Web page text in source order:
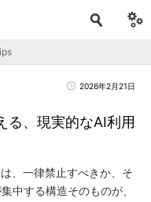
2026年2月21日
る、現実的なAI利用
、一律禁止すべきか、そ
中する構造そのものが、